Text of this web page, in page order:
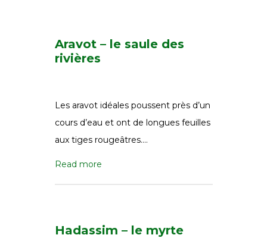
Aravot – le saule des
rivières
Les aravot idéales poussent près d’un
cours d’eau et ont de longues feuilles
aux tiges rougeâtres….
Read more
Hadassim – le myrte